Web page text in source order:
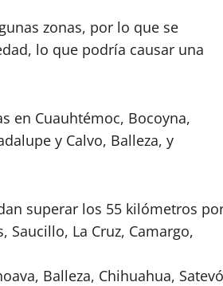
zonas, por lo que se
lo que podría causar una
en Cuauhtémoc, Bocoyna,
y Calvo, Balleza, y
superar los 55 kilómetros
Saucillo, La Cruz, Camargo,
Balleza, Chihuahua,